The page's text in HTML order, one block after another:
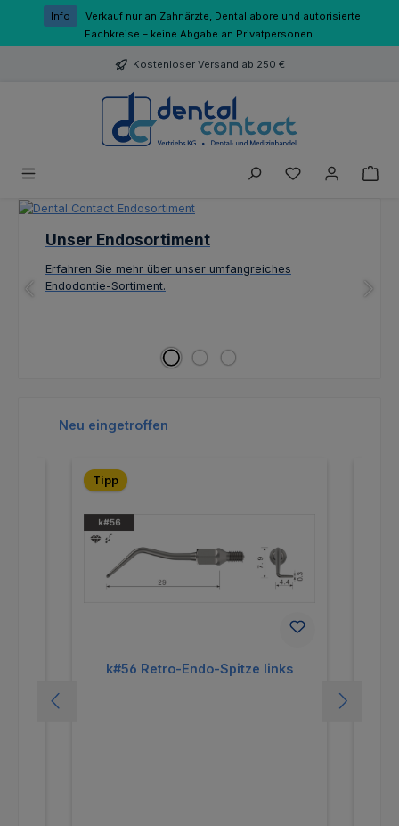
Zum Hauptinhalt springen
Info
Verkauf nur an Zahnärzte, Dentallabore und autorisierte
Fachkreise – keine Abgabe an Privatpersonen.
Kostenloser Versand ab 250 €
Du hast 0
Slider überspringen
Unser Endosortiment
Erfahren Sie mehr über unser umfangreiches
Endodontie-Sortiment.
Produktgalerie überspringen
Neu eingetroffen
Tipp
k#56 Retro-Endo-Spitze links